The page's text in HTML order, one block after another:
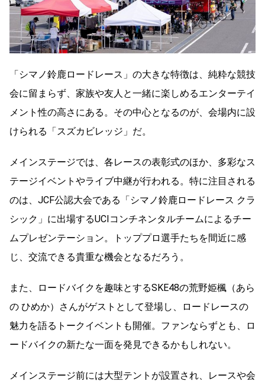
「シマノ鈴鹿ロードレース」の大きな特徴は、純粋な競技
会に留まらず、家族や友人と一緒に楽しめるエンターテイ
メント性の高さにある。その中心となるのが、会場内に設
けられる「スズカビレッジ」だ。
メインステージでは、各レースの表彰式のほか、多彩なス
テージイベントやライブ中継が行われる。特に注目される
のは、JCF公認大会である「シマノ鈴鹿ロードレース クラ
シック」に出場するUCIコンチネンタルチームによるチー
ムプレゼンテーション。トッププロ選手たちを間近に感
じ、交流できる貴重な機会となるだろう。
また、ロードバイクを趣味とするSKE48の荒野姫楓（あら
の ひめか）さんがゲストとして登場し、ロードレースの
魅力を語るトークイベントも開催。ファンならずとも、ロ
ードバイクの新たな一面を発見できるかもしれない。
メインステージ前には大型テントが設置され、レースや会